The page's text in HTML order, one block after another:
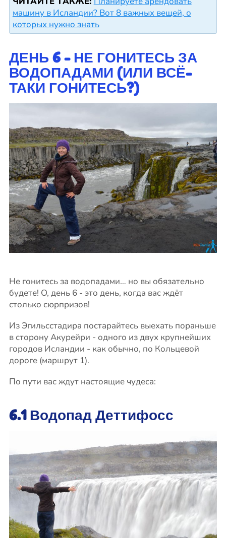
машину в Исландии? Вот 8 важных вещей, о
которых нужно знать
ДЕНЬ 6 - НЕ ГОНИТЕСЬ ЗА
ВОДОПАДАМИ (ИЛИ ВСЁ-
ТАКИ ГОНИТЕСЬ?)
Не гонитесь за водопадами… но вы обязательно
будете! О, день 6 - это день, когда вас ждёт
столько сюрпризов!
Из Эгильсстадира постарайтесь выехать пораньше
в сторону Акурейри - одного из двух крупнейших
городов Исландии - как обычно, по Кольцевой
дороге (маршрут 1).
По пути вас ждут настоящие чудеса:
6.1 Водопад Деттифосс